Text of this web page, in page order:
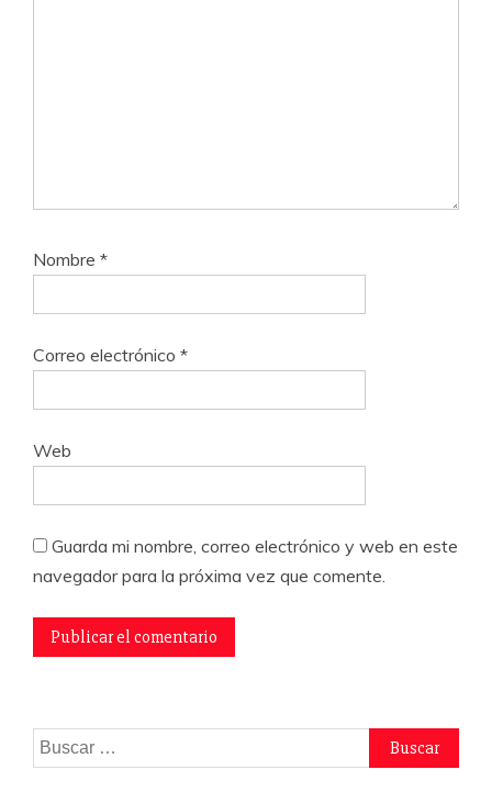
Nombre *
Correo electrónico *
Web
Guarda mi nombre, correo electrónico y web en este
navegador para la próxima vez que comente.
Buscar: